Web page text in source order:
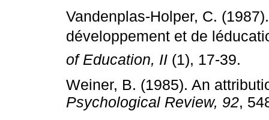
Vandenplas­‑Holper, C.
développement et de
of Education, II (1), 17­‑39.
Weiner, B. (1985). An
Psychological Review, 92,